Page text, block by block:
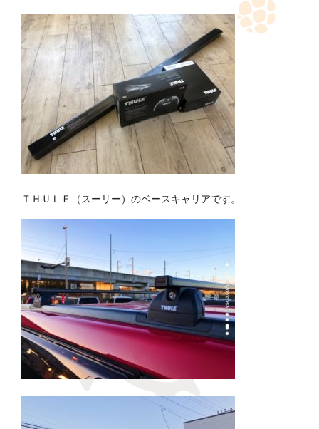
ＴＨＵＬＥ（スーリー）のベースキャリアです。